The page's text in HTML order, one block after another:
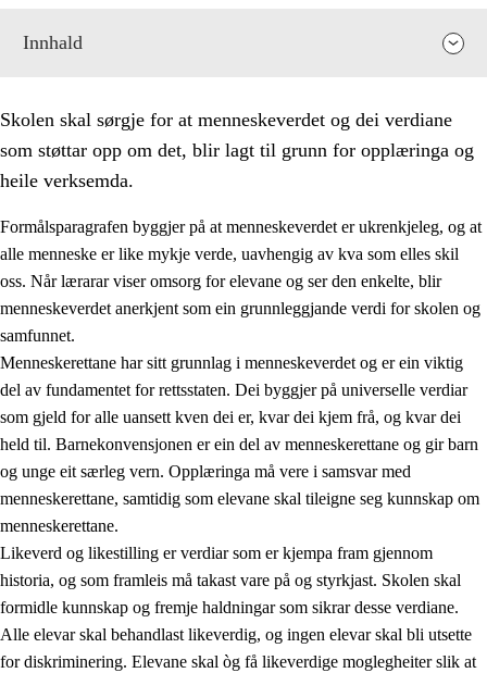
Innhald
1.
1.1 Menneskeverdet
1.2 Identitet og kulturelt mangfald
1.3 Kritisk tenking og etisk bevisstheit
1.4 Skaparglede, engasjement og utforskartrong
1.5 Respekt for naturen og miljøbevisstheit
1.6 Demokrati og medverknad
Skolen skal sørgje for at menneskeverdet og dei verdiane
som støttar opp om det, blir lagt til grunn for opplæringa og
heile verksemda.
Formålsparagrafen byggjer på at menneskeverdet er ukrenkjeleg, og at
alle menneske er like mykje verde, uavhengig av kva som elles skil
oss. Når lærarar viser omsorg for elevane og ser den enkelte, blir
menneskeverdet anerkjent som ein grunnleggjande verdi for skolen og
samfunnet.
Menneskerettane har sitt grunnlag i menneskeverdet og er ein viktig
del av fundamentet for rettsstaten. Dei byggjer på universelle verdiar
som gjeld for alle uansett kven dei er, kvar dei kjem frå, og kvar dei
held til. Barnekonvensjonen er ein del av menneskerettane og gir barn
og unge eit særleg vern. Opplæringa må vere i samsvar med
menneskerettane, samtidig som elevane skal tileigne seg kunnskap om
menneskerettane.
Likeverd og likestilling er verdiar som er kjempa fram gjennom
historia, og som framleis må takast vare på og styrkjast. Skolen skal
formidle kunnskap og fremje haldningar som sikrar desse verdiane.
Alle elevar skal behandlast likeverdig, og ingen elevar skal bli utsette
for diskriminering. Elevane skal òg få likeverdige moglegheiter slik at